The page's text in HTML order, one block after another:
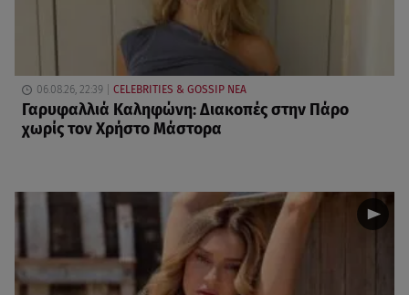
06.08.26, 22:39 CELEBRITIES & GOSSIP ΝΕΑ
Γαρυφαλλιά Καληφώνη: Διακοπές στην Πάρο
χωρίς τον Χρήστο Μάστορα